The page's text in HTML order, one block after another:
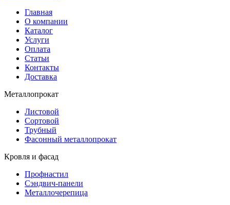
Главная
О компании
Каталог
Услуги
Оплата
Статьи
Контакты
Доставка
Металлопрокат
Листовой
Сортовой
Трубный
Фасонный металлопрокат
Кровля и фасад
Профнастил
Сэндвич-панели
Металлочерепица